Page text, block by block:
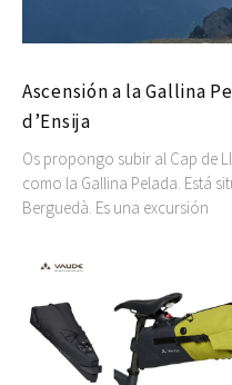
Ascensión a la Gallina
d’Ensija
Os propongo subir al Cap de
como la Gallina Pelada. Está
Berguedà. Es una excursión